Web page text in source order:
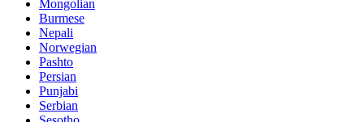
Mongolian
Burmese
Nepali
Norwegian
Pashto
Persian
Punjabi
Serbian